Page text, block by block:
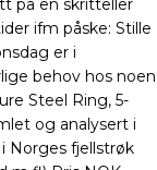
på en skritteller
ifm påske: Stille
er i
behov hos noen
Steel Ring, 5-
og analysert i
Norges fjellstrøk